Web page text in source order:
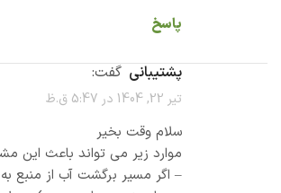
پاسخ
پشتیبانی گفت:
تیر 22, 1404 در 5:47 ق.ظ
سلام وقت بخیر
موارد زیر می تواند باعث این
– اگر مسیر برگشت آب از منبع